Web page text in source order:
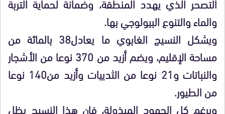
والماء والتنوع البيولوجي بها.
ويشكل النسيج الغابوي ما يعادل38 بالمائة من
مساحة الإقليم، ويضم أزيد من 370 نوعا من الأشجار
والنباتات و21 نوعا من الثدييات وأزيد من140 نوعا
من الطيور.
وبرغم كل الجهود المبذولة، فإن هذا النسيج يظل